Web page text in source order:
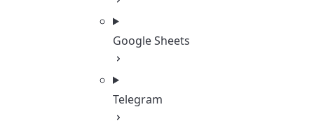
Google Sheets
Telegram